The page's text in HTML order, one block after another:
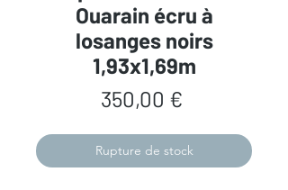
Ouarain écru à
losanges noirs
1,93x1,69m
350,00 €
Rupture de stock